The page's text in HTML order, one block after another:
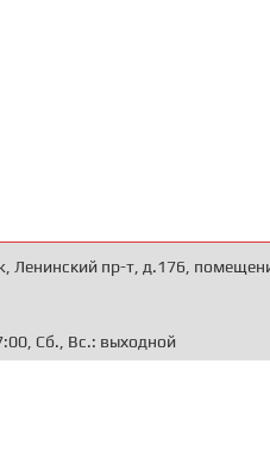
Ленинский пр-т, д.176,
Сб., Вс.: выходной